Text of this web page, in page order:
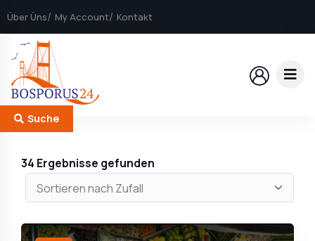
Über Üns My Account Kontakt
Suche
34 Ergebnisse gefunden